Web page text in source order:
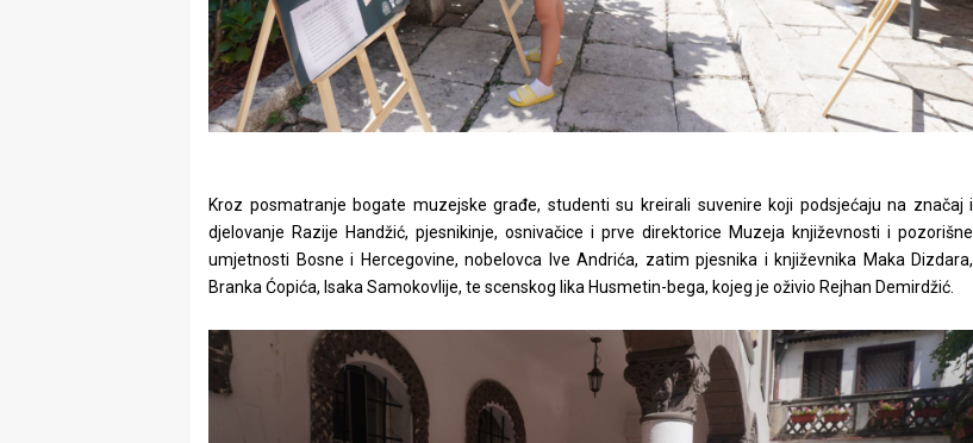
Kroz posmatranje bogate muzejske građe, studenti su kreirali suvenire koji podsjećaju na značaj i
djelovanje Razije Handžić, pjesnikinje, osnivačice i prve direktorice Muzeja književnosti i pozorišne
umjetnosti Bosne i Hercegovine, nobelovca Ive Andrića, zatim pjesnika i književnika Maka Dizdara,
Branka Ćopića, Isaka Samokovlije, te scenskog lika Husmetin-bega, kojeg je oživio Rejhan Demirdžić.